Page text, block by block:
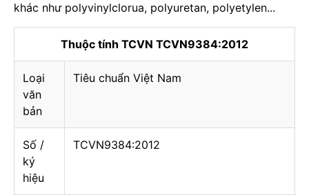
khác như polyvinylclorua, polyuretan, polyetylen...
Thuộc tính TCVN TCVN9384:2012
Loại
văn
bản
Tiêu chuẩn Việt Nam
Số /
ký
hiệu
TCVN9384:2012